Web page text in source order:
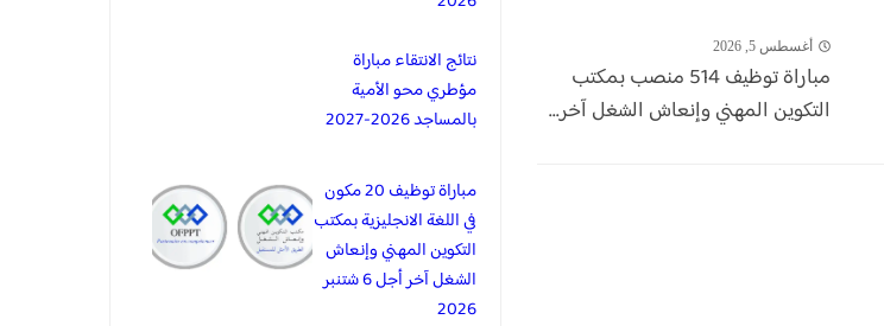
أغسطس 5, 2026
مباراة توظيف 514 منصب بمكتب
التكوين المهني وإنعاش الشغل آخر...
نتائج الانتقاء مباراة
مؤطري محو الأمية
بالمساجد 2026-2027
مباراة توظيف 20 مكون
في اللغة الانجليزية بمكتب
التكوين المهني وإنعاش
الشغل آخر أجل 6 شتنبر
2026